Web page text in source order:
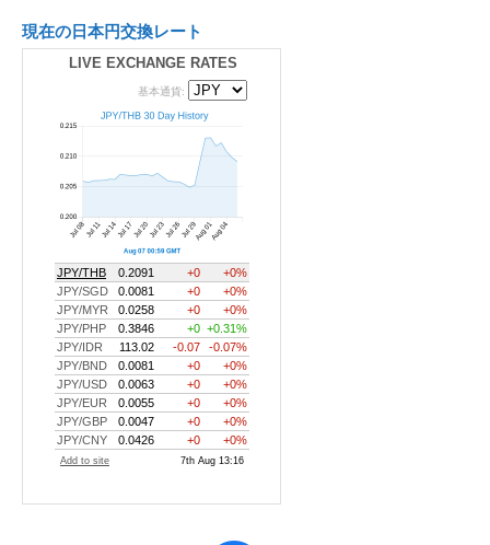
現在の日本円交換レート
LIVE EXCHANGE RATES